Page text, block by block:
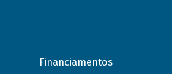
Financiamentos